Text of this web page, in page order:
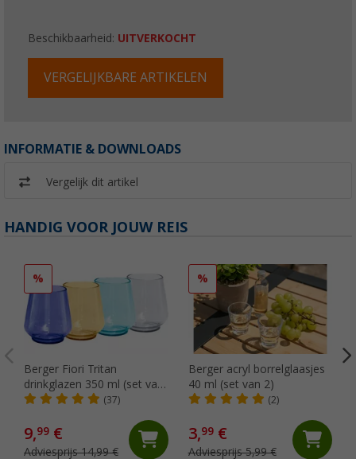
Beschikbaarheid: UITVERKOCHT
VERGELIJKBARE ARTIKELEN
INFORMATIE & DOWNLOADS
Vergelijk dit artikel
HANDIG VOOR JOUW REIS
%
Berger Fiori Tritan
drinkglazen 350 ml (set van
4)
(37)
9,99 €
Adviesprijs 14,99 €
%
Berger acryl borrelglaasjes
40 ml (set van 2)
(2)
3,99€
Adviesprijs 5,99 €